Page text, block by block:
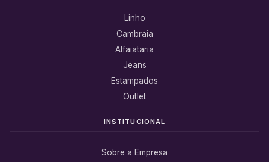
Linho
Cambraia
Alfaiataria
Jeans
Estampados
Outlet
INSTITUCIONAL
Sobre a Empresa